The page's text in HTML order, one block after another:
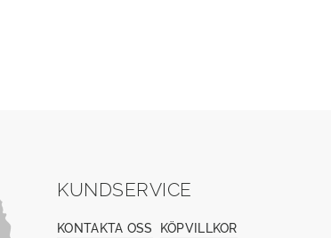
KUNDSERVICE
KONTAKTA OSS
KÖPVILLKOR